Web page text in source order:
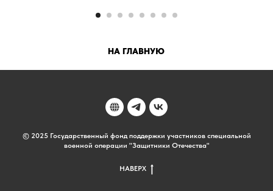
НА ГЛАВНУЮ
© 2025 Государственный фонд поддержки участников специальной
военной операции "Защитники Отечества"
НАВЕРХ